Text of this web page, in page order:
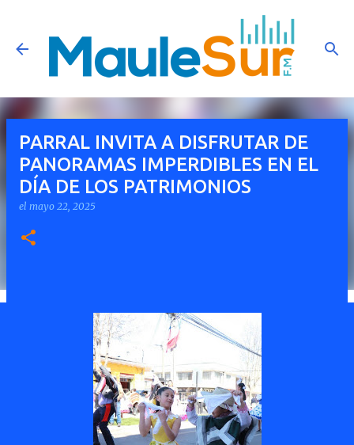
Ir al contenido principal
PARRAL INVITA A DISFRUTAR DE
PANORAMAS IMPERDIBLES EN EL
DÍA DE LOS PATRIMONIOS
el mayo 22, 2025